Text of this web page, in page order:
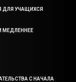
ДЛЯ УЧАЩИХСЯ
МЕДЛЕННЕЕ
С НАЧАЛА